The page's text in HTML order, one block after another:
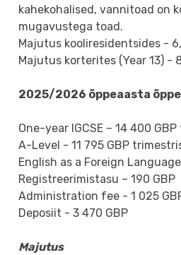
kahekohalised, vannitoad on
mugavustega toad.
Majutus kooliresidentsides -
Majutus korterites (Year 13) -
2025/2026 õppeaasta
One-year IGCSE – 14 400
A-Level - 11 795 GBP
English as a Foreign
Registreerimistasu – 190 GBP
Administration fee - 1 025
Deposiit - 3 470 GBP
Majutus